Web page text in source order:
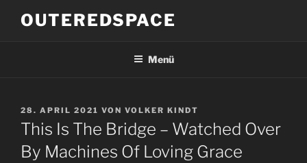
InhaltOUTEREDSPACE
Menü
VERÖFFENTLICHT
AM
28. APRIL 2021 VON VOLKER KINDT
This Is The Bridge – Watched Over
By Machines Of Loving Grace